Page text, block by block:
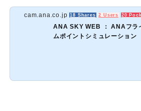
cam.ana.co.jp 18 Shares 2 Users 20
ANA SKY WEB ： ANAフラ
ムポイントシミュレーション